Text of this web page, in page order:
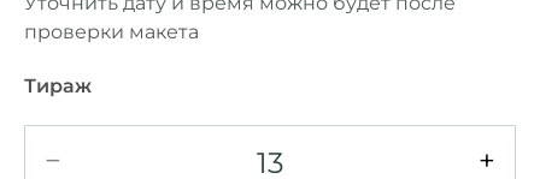
проверки макета
Тираж
− +